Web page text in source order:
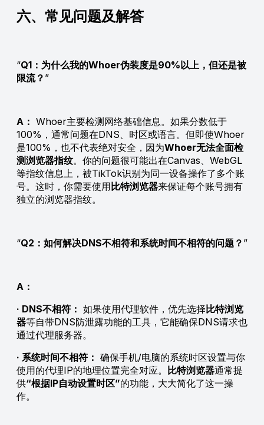
六、常见问题及解答
Q1：为什么我的Whoer伪装度是90%以上，但还是被
限流？
A： Whoer主要检测网络基础信息。如果分数低于
100%，通常问题在DNS、时区或语言。但即使Whoer
是100%，也不代表绝对安全，因为Whoer无法全面检
测浏览器指纹。你的问题很可能出在Canvas、WebGL
等指纹信息上，被TikTok识别为同一设备操作了多个账
号。这时，你需要使用比特浏览器来保证每个账号拥有
独立的浏览器指纹。
Q2：如何解决DNS不相符和系统时间不相符的问题？
A：
· DNS不相符： 如果使用代理软件，优先选择比特浏览
器等自带DNS防泄露功能的工具，它能确保DNS请求也
通过代理服务器。
· 系统时间不相符： 确保手机/电脑的系统时区设置与你
使用的代理IP的地理位置完全对应。 比特浏览器通常提
供“根据IP自动设置时区”的功能，大大简化了这一操
作。